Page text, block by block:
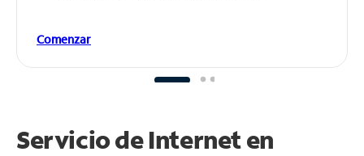
Comenzar
Servicio de Internet en